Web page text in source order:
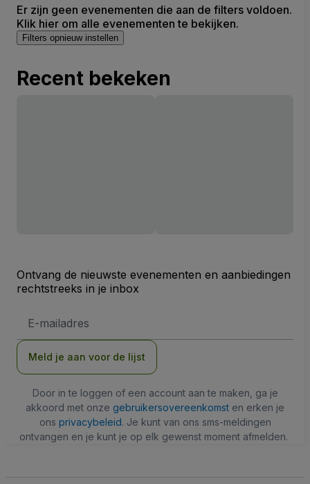
Er zijn geen evenementen die aan de filters voldoen.
Klik hier om alle evenementen te bekijken.
Filters opnieuw instellen
Recent bekeken
Ontvang de nieuwste evenementen en aanbiedingen
rechtstreeks in je inbox
mailadres
Meld je aan voor de lijst
Door in te loggen of een account aan te maken, ga je
akkoord met onze gebruikersovereenkomst en erken je
ons privacybeleid. Je kunt van ons sms-meldingen
ontvangen en je kunt je op elk gewenst moment afmelden.